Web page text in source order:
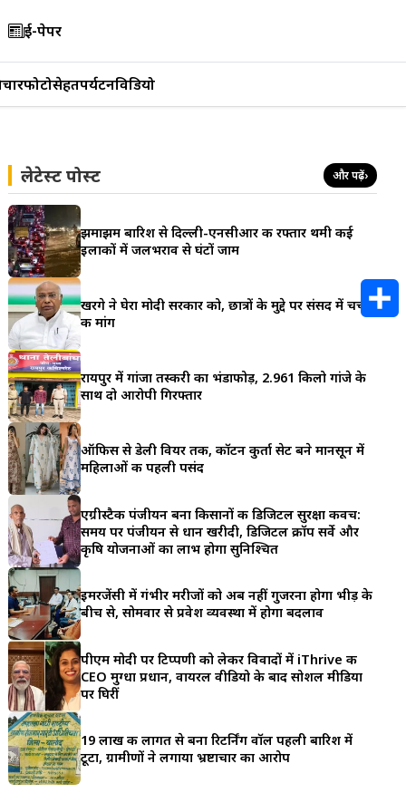
ई-पेपर
फोटोसेहतपर्यटनविडियो
लेटेस्ट पोस्ट और पढ़ें›
झमाझम बारिश से दिल्ली-एनसीआर की रफ्तार थमी कई
इलाकों में जलभराव से घंटों जाम
खरगे ने घेरा मोदी सरकार को, छात्रों के मुद्दे पर संसद में चर्चा
की मांग
रायपुर में गांजा तस्करी का भंडाफोड़, 2.961 किलो गांजे के
साथ दो आरोपी गिरफ्तार
ऑफिस से डेली वियर तक, कॉटन कुर्ता सेट बने मानसून में
महिलाओं की पहली पसंद
एग्रीस्टैक पंजीयन बना किसानों की डिजिटल सुरक्षा कवच:
समय पर पंजीयन से धान खरीदी, डिजिटल क्रॉप सर्वे और
कृषि योजनाओं का लाभ होगा सुनिश्चित
इमरजेंसी में गंभीर मरीजों को अब नहीं गुजरना होगा भीड़ के
बीच से, सोमवार से प्रवेश व्यवस्था में होगा बदलाव
पीएम मोदी पर टिप्पणी को लेकर विवादों में iThrive की
CEO मुग्धा प्रधान, वायरल वीडियो के बाद सोशल मीडिया
पर घिरीं
19 लाख की लागत से बना रिटर्निंग वॉल पहली बारिश में
टूटा, ग्रामीणों ने लगाया भ्रष्टाचार का आरोप
h
r